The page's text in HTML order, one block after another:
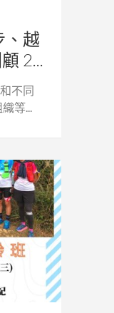
、越
2...
不同
等...